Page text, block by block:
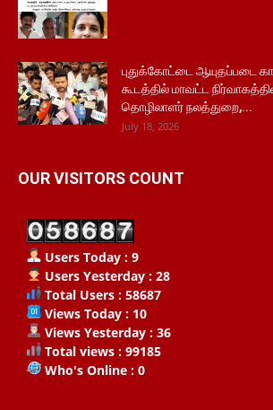
புதுக்கோட்டை ஆயுதப்படை
கூடத்தில் மாவட்ட
தொழிலாளர் நலத்துறை,...
July 18, 2026
OUR VISITORS COUNT
Users Today : 9
Users Yesterday : 28
Total Users : 58687
Views Today : 10
Views Yesterday : 36
Total views : 99185
Who's Online : 0